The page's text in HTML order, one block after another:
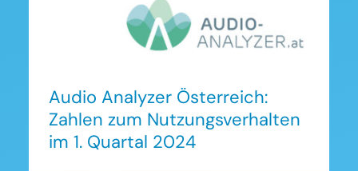
Audio Analyzer Österreich:
Zahlen zum Nutzungsverhalten
im 1. Quartal 2024